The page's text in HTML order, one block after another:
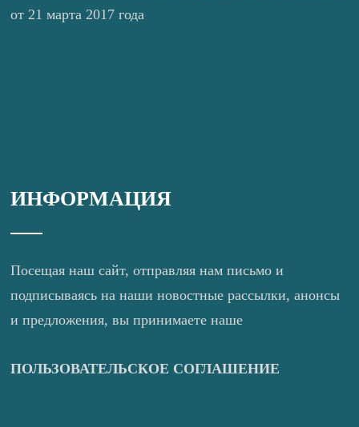
от 21 марта 2017 года
ИНФОРМАЦИЯ
Посещая наш сайт, отправляя нам письмо и
подписываясь на наши новостные рассылки, анонсы
и предложения, вы принимаете наше
ПОЛЬЗОВАТЕЛЬСКОЕ СОГЛАШЕНИЕ